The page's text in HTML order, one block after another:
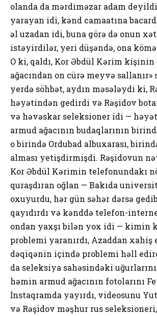
olanda da mərdiməzar adam
yarayan idi, kənd camaatına
əl uzadan idi, buna görə də onun
istəyirdilər, yeri düşəndə, ona
O ki, qaldı, Kor Əbdül Kərim kişinin
ağacından on cürə meyvə sallanır»
yerdə söhbət, aydın məsələydi ki,
həyətindən gedirdi və Rəşidov
və həvəskar seleksioner idi —
armud ağacının budaqlarının
o birində Ordubad albuxarası,
alması yetişdirmişdi. Rəşidovun
Kor Əbdül Kərimin telefonundakı
quraşdıran oğlan — Bakıda
oxuyurdu, hər gün səhər dərsə
qayıdırdı və kənddə telefon-
ondan yaxşı bilən yox idi — kimin
problemi yaranırdı, Azaddan xahiş
dəqiqənin içində problemi həll
da seleksiya sahəsindəki
həmin armud ağacının fotolarını
İnstaqramda yayırdı, videosunu
və Rəşidov məşhur rus